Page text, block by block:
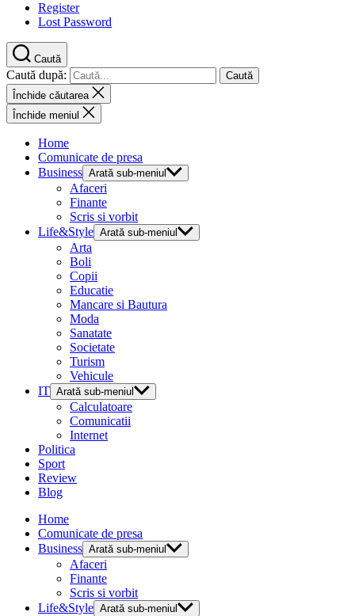
Register
Lost Password
Caută
Caută după:
Închide căutarea
Închide meniul
Home
Comunicate de presa
Business Arată sub-meniul
Afaceri
Finante
Scris si vorbit
Life&Style Arată sub-meniul
Arta
Boli
Copii
Educatie
Mancare si Bautura
Moda
Sanatate
Societate
Turism
Vehicule
IT Arată sub-meniul
Calculatoare
Comunicatii
Internet
Politica
Sport
Review
Blog
Home
Comunicate de presa
Business Arată sub-meniul
Afaceri
Finante
Scris si vorbit
Life&Style Arată sub-meniul